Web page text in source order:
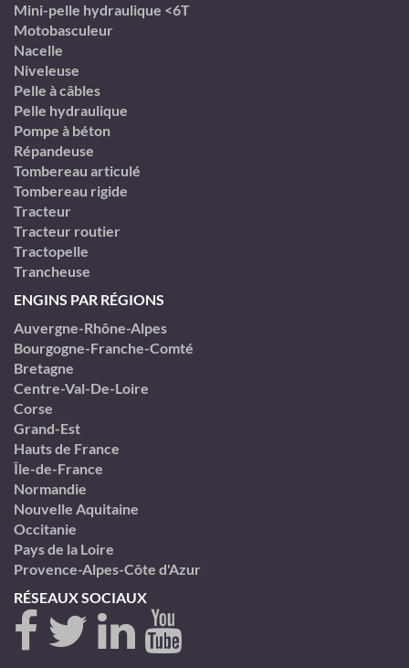
Mini-pelle hydraulique <6T
Motobasculeur
Nacelle
Niveleuse
Pelle à câbles
Pelle hydraulique
Pompe à béton
Répandeuse
Tombereau articulé
Tombereau rigide
Tracteur
Tracteur routier
Tractopelle
Trancheuse
ENGINS PAR RÉGIONS
Auvergne-Rhône-Alpes
Bourgogne-Franche-Comté
Bretagne
Centre-Val-De-Loire
Corse
Grand-Est
Hauts de France
Île-de-France
Normandie
Nouvelle Aquitaine
Occitanie
Pays de la Loire
Provence-Alpes-Côte d'Azur
RÉSEAUX SOCIAUX